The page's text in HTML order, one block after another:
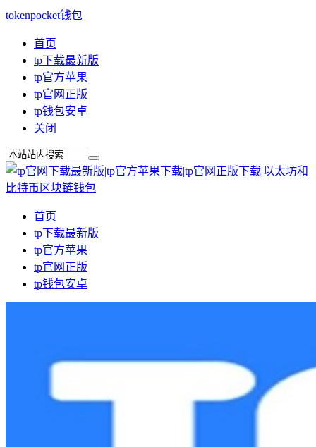
tokenpocket钱包
首页
tp下载最新版
tp官方苹果
tp官网正版
tp钱包安卓
关闭
首页
tp下载最新版
tp官方苹果
tp官网正版
tp钱包安卓